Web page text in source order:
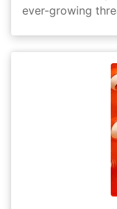
ever-growing